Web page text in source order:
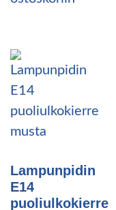
Lampunpidin
E14
puoliulkokierre